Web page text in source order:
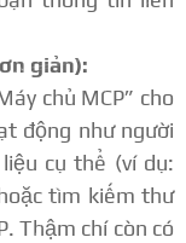
giản):
chủ MCP” cho
động như người
cụ thể (ví dụ:
tìm kiếm thư
Thậm chí còn có